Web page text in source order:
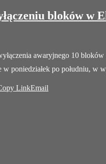
bloków w
awaryjnego 10
w poniedziałek po południu,
LinkEmail